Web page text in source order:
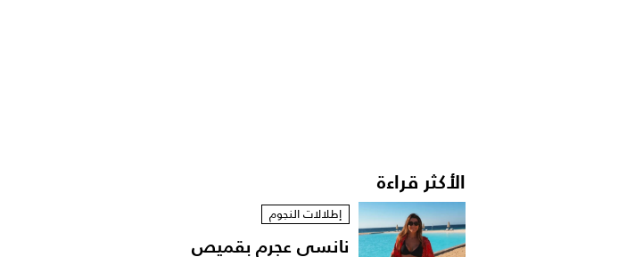
الأكثر قراءة
إطلالات النجوم
نانسي عجرم بقميص